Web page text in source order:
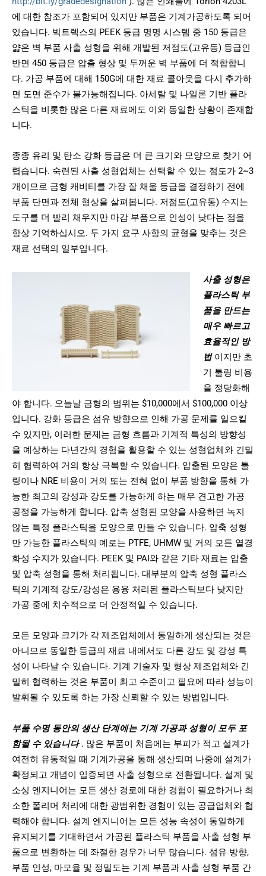
에 대한 참조가 포함되어 있지만 부품은 기계가공하도록 되어
있습니다. 빅트렉스의 PEEK 등급 명명 시스템 중 150 등급은
얇은 벽 부품 사출 성형을 위해 개발된 저점도(고유동) 등급인
반면 450 등급은 압출 형상 및 두꺼운 벽 부품에 더 적합합니
다. 가공 부품에 대해 150G에 대한 재료 콜아웃을 다시 추가하
면 도면 준수가 불가능해집니다. 아세탈 및 나일론 기반 플라
스틱을 비롯한 많은 다른 재료에도 이와 동일한 상황이 존재합
니다.
종종 유리 및 탄소 강화 등급은 더 큰 크기와 모양으로 찾기 어
렵습니다. 숙련된 사출 성형업체는 선택할 수 있는 점도가 2~3
개이므로 금형 캐비티를 가장 잘 채울 등급을 결정하기 전에
부품 단면과 전체 형상을 살펴봅니다. 저점도(고유동) 수지는
도구를 더 빨리 채우지만 마감 부품으로 인성이 낮다는 점을
항상 기억하십시오. 두 가지 요구 사항의 균형을 맞추는 것은
재료 선택의 일부입니다.
사출 성형은
플라스틱 부
품을 만드는
매우 빠르고
효율적인 방
법이지만 초
기 툴링 비용
을 정당화해
야 합니다. 오늘날 금형의 범위는 $10,000에서 $100,000 이상
입니다. 강화 등급은 섬유 방향으로 인해 가공 문제를 일으킬
수 있지만, 이러한 문제는 금형 흐름과 기계적 특성의 방향성
을 예상하는 다년간의 경험을 활용할 수 있는 성형업체와 긴밀
히 협력하여 거의 항상 극복할 수 있습니다. 압출된 모양은 툴
링이나 NRE 비용이 거의 또는 전혀 없이 부품 방향을 통해 가
능한 최고의 강성과 강도를 가능하게 하는 매우 견고한 가공
공정을 가능하게 합니다. 압축 성형된 모양을 사용하면 녹지
않는 특정 플라스틱을 모양으로 만들 수 있습니다. 압축 성형
만 가능한 플라스틱의 예로는 PTFE, UHMW 및 거의 모든 열경
화성 수지가 있습니다. PEEK 및 PAI와 같은 기타 재료는 압출
및 압축 성형을 통해 처리됩니다. 대부분의 압축 성형 플라스
틱의 기계적 강도/강성은 용융 처리된 플라스틱보다 낮지만
가공 중에 치수적으로 더 안정적일 수 있습니다.
모든 모양과 크기가 각 제조업체에서 동일하게 생산되는 것은
아니므로 동일한 등급의 재료 내에서도 다른 강도 및 강성 특
성이 나타날 수 있습니다. 기계 기술자 및 형상 제조업체와 긴
밀히 협력하는 것은 부품이 최고 수준이고 필요에 따라 성능이
발휘될 수 있도록 하는 가장 신뢰할 수 있는 방법입니다.
부품 수명 동안의 생산 단계에는 기계 가공과 성형이 모두 포
함될 수 있습니다. 많은 부품이 처음에는 부피가 적고 설계가
여전히 유동적일 때 기계가공을 통해 생산되며 나중에 설계가
확정되고 개념이 입증되면 사출 성형으로 전환됩니다. 설계 및
소싱 엔지니어는 모든 생산 경로에 대한 경험이 필요하거나 최
소한 폴리머 처리에 대한 광범위한 경험이 있는 공급업체와 협
력해야 합니다. 설계 엔지니어는 모든 성능 속성이 동일하게
유지되기를 기대하면서 가공된 플라스틱 부품을 사출 성형 부
품으로 변환하는 데 좌절한 경우가 너무 많습니다. 섬유 방향,
부품 인성, 마모율 및 정밀도는 기계 부품과 사출 성형 부품 간